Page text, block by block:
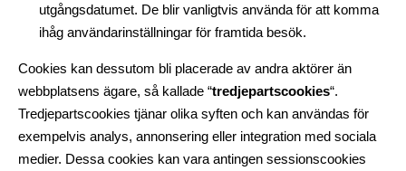
utgångsdatumet. De blir vanligtvis använda för att komma
ihåg användarinställningar för framtida besök.
Cookies kan dessutom bli placerade av andra aktörer än
webbplatsens ägare, så kallade “tredjepartscookies“.
Tredjepartscookies tjänar olika syften och kan användas för
exempelvis analys, annonsering eller integration med sociala
medier. Dessa cookies kan vara antingen sessionscookies